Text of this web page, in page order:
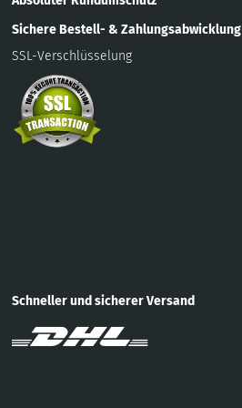
Sichere Bestell- & Zahlungsabwicklung
SSL-Verschlüsselung
Schneller und sicherer Versand